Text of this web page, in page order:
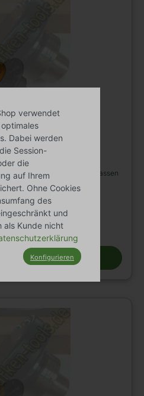
SA3
Sägeblattaufnahme SA3. Passen
sowie zu Eumacop
verwendet
Dabei werden
Session-
die
auf Ihrem
Ohne Cookies
des
und
als Kunde nicht
Konfigurieren